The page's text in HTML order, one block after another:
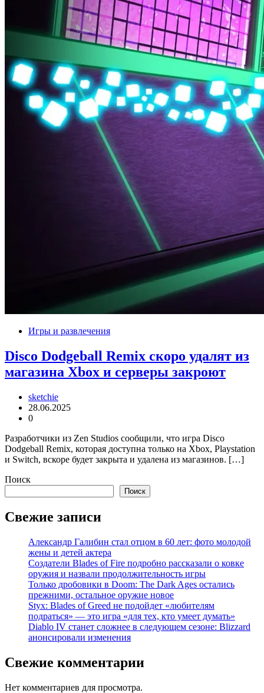
Игры и развлечения
Disco Dodgeball Remix скоро удалят из
магазина Xbox и серверы закроют
sketchie
28.06.2025
0
Разработчики из Zen Studios сообщили, что игра Disco
Dodgeball Remix, которая доступна только на Xbox, Playstation
и Switch, вскоре будет закрыта и удалена из магазинов. […]
Поиск
Поиск
Свежие записи
Александр Галибин стал отцом в 60 лет: фото молодой
жены и детей актера
Создатели Blades of Fire подробно рассказали о ковке
оружия и назвали продолжительность игры
Только дробовики в Doom: The Dark Ages остались
прежними, остальное оружие новое
Styx: Blades of Greed не подойдет «любителям
подраться» — это игра «для тех, кто умеет думать»
Diablo IV станет сложнее в следующем сезоне: Blizzard
анонсировали изменения
Свежие комментарии
Нет комментариев для просмотра.